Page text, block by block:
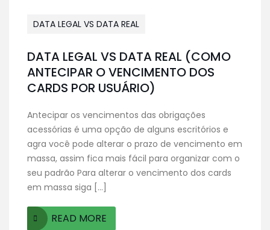
DATA LEGAL VS DATA REAL
DATA LEGAL VS DATA REAL (COMO
ANTECIPAR O VENCIMENTO DOS
CARDS POR USUÁRIO)
Antecipar os vencimentos das obrigações
acessórias é uma opção de alguns escritórios e
agra você pode alterar o prazo de vencimento em
massa, assim fica mais fácil para organizar com o
seu padrão Para alterar o vencimento dos cards
em massa siga […]
READ MORE